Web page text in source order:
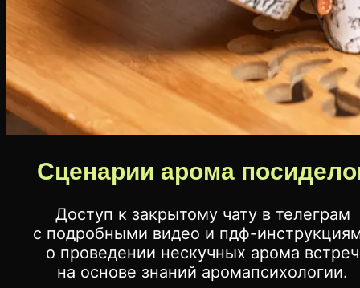
Сценарии арома
Доступ к закрытому чату в телеграм
с подробными видео и пдф-
о проведении нескучных арома встреч
на основе знаний аромапсихологии.